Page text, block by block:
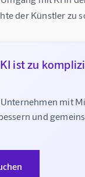
der Künstler zu
ist zu
Unternehmen mit
und